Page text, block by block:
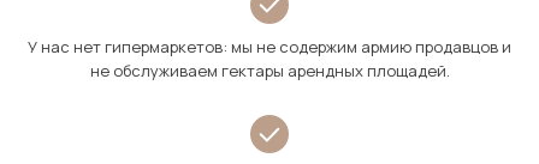
У нас нет гипермаркетов: мы не содержим армию продавцов и
не обслуживаем гектары арендных площадей.